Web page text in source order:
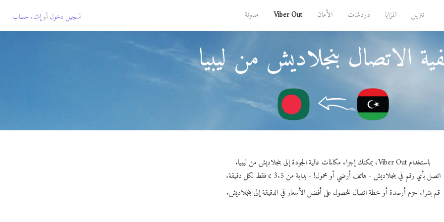
تنزيل المزايا دردشات الأمان Viber Out مدونة تسجيل دخول أوإنشاء حساب
الاتصال بنجلاديش من ليبيا
باستخدام Viber Out، يمكنك إجراء مكالمات عالية الجودة إلى بنجلاديش من ليبيا.
اتصل بأي رقم في بنجلاديش - هاتف أرضي أو محمول! - بداية من 3.5 ¢ فقط لكل دقيقة.
قم بشراء حزم أرصدة أو خطة اتصال للحصول على أفضل الأسعار في الدقيقة إلى بنجلاديش.